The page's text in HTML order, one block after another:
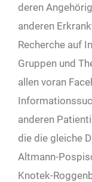
deren
anderen
Recherche auf
Gruppen und
allen voran
anderen
die die gleiche
Altmann-
Knotek-